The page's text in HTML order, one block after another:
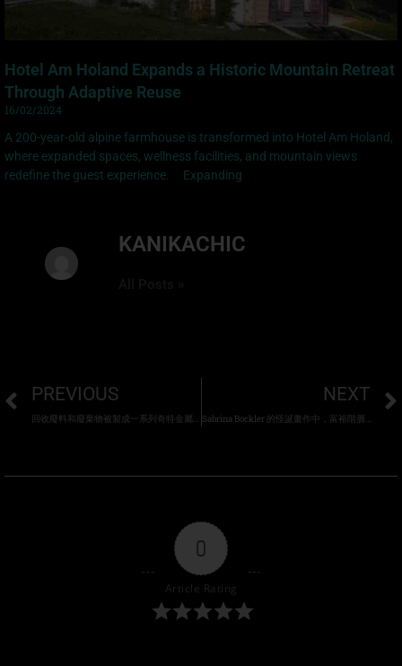
Hotel Am Holand Expands a Historic Mountain Retreat
Through Adaptive Reuse
16/02/2024
A 200-year-old alpine farmhouse is transformed into Hotel Am Holand,
where expanded spaces, wellness facilities, and mountain views
redefine the guest experience. Expanding
KANIKACHIC
PREVIOUS NEXT
0
Article Rating